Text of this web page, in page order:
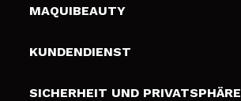
MAQUIBEAUTY
Über uns
Geschenkkarten
KUNDENDIENST
Liefer- und Versandkosten
SICHERHEIT UND PRIVATSPHÄRE